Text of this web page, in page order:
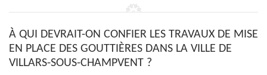
À QUI DEVRAIT-ON CONFIER LES TRAVAUX DE MISE
EN PLACE DES GOUTTIÈRES DANS LA VILLE DE
VILLARS-SOUS-CHAMPVENT ?